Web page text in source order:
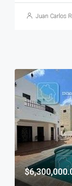
Juan Carlos